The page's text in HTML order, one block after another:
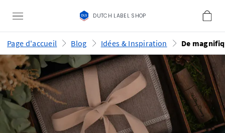
DUTCH LABEL SHOP
Page d'accueil Blog Idées & Inspiration